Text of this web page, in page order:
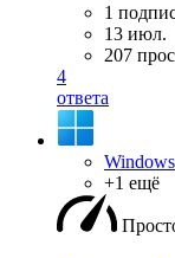
1
13 июл.
207
4
ответа
Windows
+1 ещё